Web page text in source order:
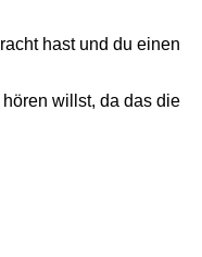
hast und du einen
willst, da das die